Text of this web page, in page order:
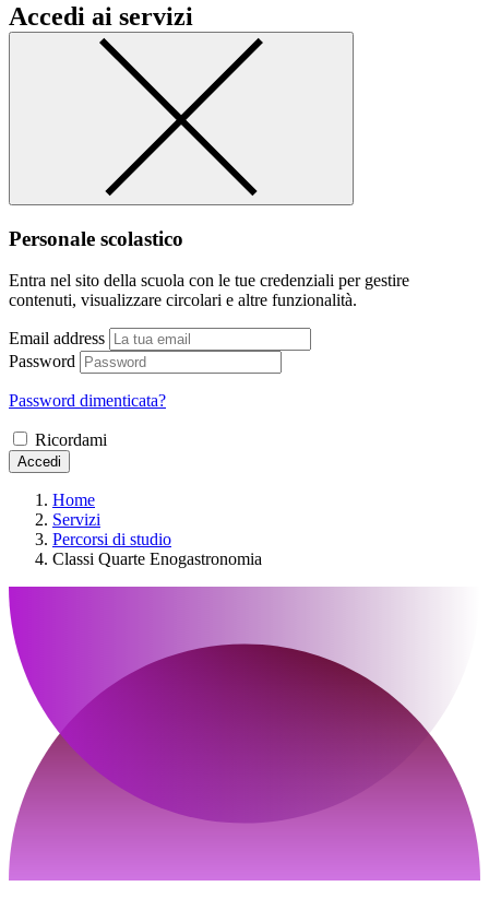
Accedi ai servizi
Personale scolastico
Entra nel sito della scuola con le tue credenziali per gestire
contenuti, visualizzare circolari e altre funzionalità.
Email address
Password
Password dimenticata?
Ricordami
Accedi
Home
Servizi
Percorsi di studio
Classi Quarte Enogastronomia